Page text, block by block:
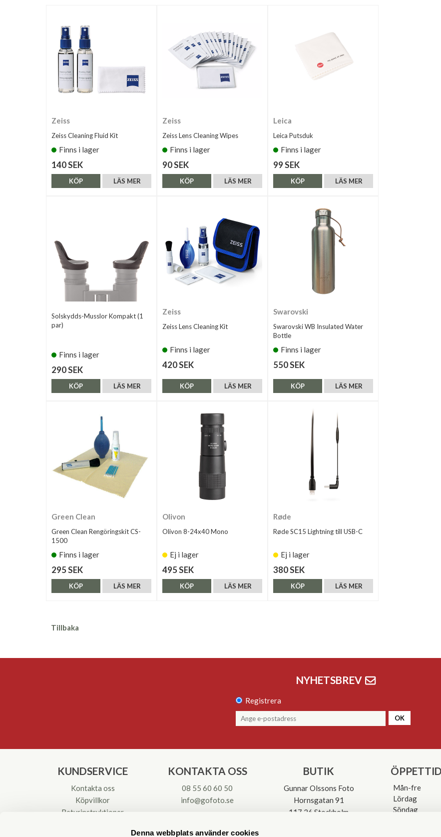
Denna webbplats använder cookies
Zeiss
Zeiss Cleaning Fluid Kit
Finns i lager
140 SEK
LÄS MER
KÖP
Zeiss
Zeiss Lens Cleaning Wipes
Finns i lager
90 SEK
LÄS MER
KÖP
Leica
Leica Putsduk
Finns i lager
99 SEK
LÄS MER
KÖP
Solskydds-Musslor Kompakt (1
par)
Finns i lager
290 SEK
LÄS MER
KÖP
Zeiss
Zeiss Lens Cleaning Kit
Finns i lager
420 SEK
LÄS MER
KÖP
Swarovski
Swarovski WB Insulated Water
Bottle
Finns i lager
550 SEK
LÄS MER
KÖP
Green Clean
Green Clean Rengöringskit CS-
1500
Finns i lager
295 SEK
LÄS MER
KÖP
Olivon
Olivon 8-24x40 Mono
Ej i lager
495 SEK
LÄS MER
KÖP
Røde
Røde SC15 Lightning till USB-C
Ej i lager
380 SEK
LÄS MER
KÖP
Tillbaka
NYHETSBREV
Registrera
OK
KUNDSERVICE
Kontakta oss
Köpvillkor
Returinstruktioner
KONTAKTA OSS
08 55 60 60 50
info@gofoto.se
BUTIK
Gunnar Olssons Foto
Hornsgatan 91
117 26 Stockholm
Mån-fre
Lördag
Söndag